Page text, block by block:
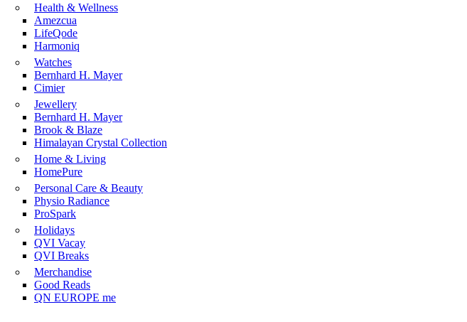
Health & Wellness
Amezcua
LifeQode
Harmoniq
Watches
Bernhard H. Mayer
Cimier
Jewellery
Bernhard H. Mayer
Brook & Blaze
Himalayan Crystal Collection
Home & Living
HomePure
Personal Care & Beauty
Physio Radiance
ProSpark
Holidays
QVI Vacay
QVI Breaks
Merchandise
Good Reads
QN EUROPE me